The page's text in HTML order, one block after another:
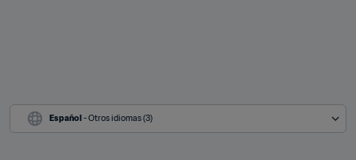
Español - Otros idiomas (3)